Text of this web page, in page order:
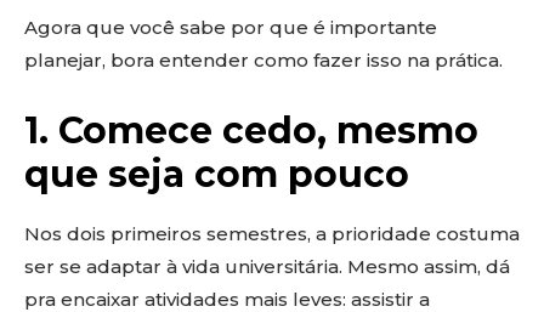
Agora que você sabe por que é importante
planejar, bora entender como fazer isso na prática.
1. Comece cedo, mesmo
que seja com pouco
Nos dois primeiros semestres, a prioridade costuma
ser se adaptar à vida universitária. Mesmo assim, dá
pra encaixar atividades mais leves: assistir a